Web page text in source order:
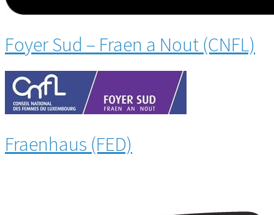
Foyer Sud – Fraen a Nout (CNFL)
Fraenhaus (FED)